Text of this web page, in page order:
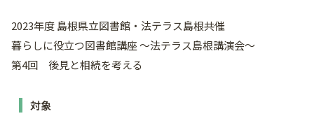
2023年度 島根県立図書館・法テラス島根共催
暮らしに役立つ図書館講座 ～法テラス島根講演会～
第4回 後見と相続を考える
対象